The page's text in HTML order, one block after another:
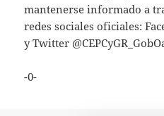
mantenerse informado a
redes sociales oficiales:
y Twitter
-0-